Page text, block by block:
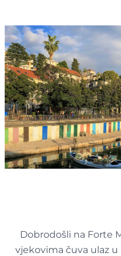
Dobrodošli na Forte
vjekovima čuva ulaz